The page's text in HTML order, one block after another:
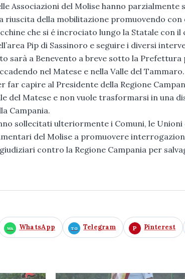
Associazioni del Molise hanno parzialmente
riuscita della mobilitazione promuovendo
che si é incrociato lungo la Statale con
Pip di Sassinoro e seguire i diversi
sarà a Benevento a breve sotto la
nel Matese e nella Valle del
far capire al Presidente della Regione
del Matese e non vuole trasformarsi in una
Campania.
sollecitati ulteriormente i Comuni, le Unioni
del Molise a promuovere
contro la Regione Campania per
WhatsApp Telegram Pinterest